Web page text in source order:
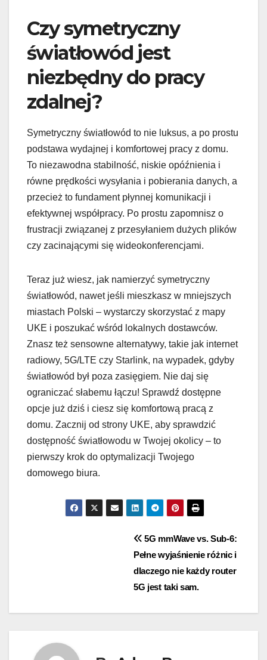
Czy symetryczny
światłowód jest
niezbędny do pracy
zdalnej?
Symetryczny światłowód to nie luksus, a po prostu
podstawa wydajnej i komfortowej pracy z domu.
To niezawodna stabilność, niskie opóźnienia i
równe prędkości wysyłania i pobierania danych, a
przecież to fundament płynnej komunikacji i
efektywnej współpracy. Po prostu zapomnisz o
frustracji związanej z przesyłaniem dużych plików
czy zacinającymi się wideokonferencjami.
Teraz już wiesz, jak namierzyć symetryczny
światłowód, nawet jeśli mieszkasz w mniejszych
miastach Polski – wystarczy skorzystać z mapy
UKE i poszukać wśród lokalnych dostawców.
Znasz też sensowne alternatywy, takie jak internet
radiowy, 5G/LTE czy Starlink, na wypadek, gdyby
światłowód był poza zasięgiem. Nie daj się
ograniczać słabemu łączu! Sprawdź dostępne
opcje już dziś i ciesz się komfortową pracą z
domu. Zacznij od strony UKE, aby sprawdzić
dostępność światłowodu w Twojej okolicy – to
pierwszy krok do optymalizacji Twojego
domowego biura.
5G mmWave vs. Sub-6:
Pełne wyjaśnienie różnic i
dlaczego nie każdy router
5G jest taki sam.